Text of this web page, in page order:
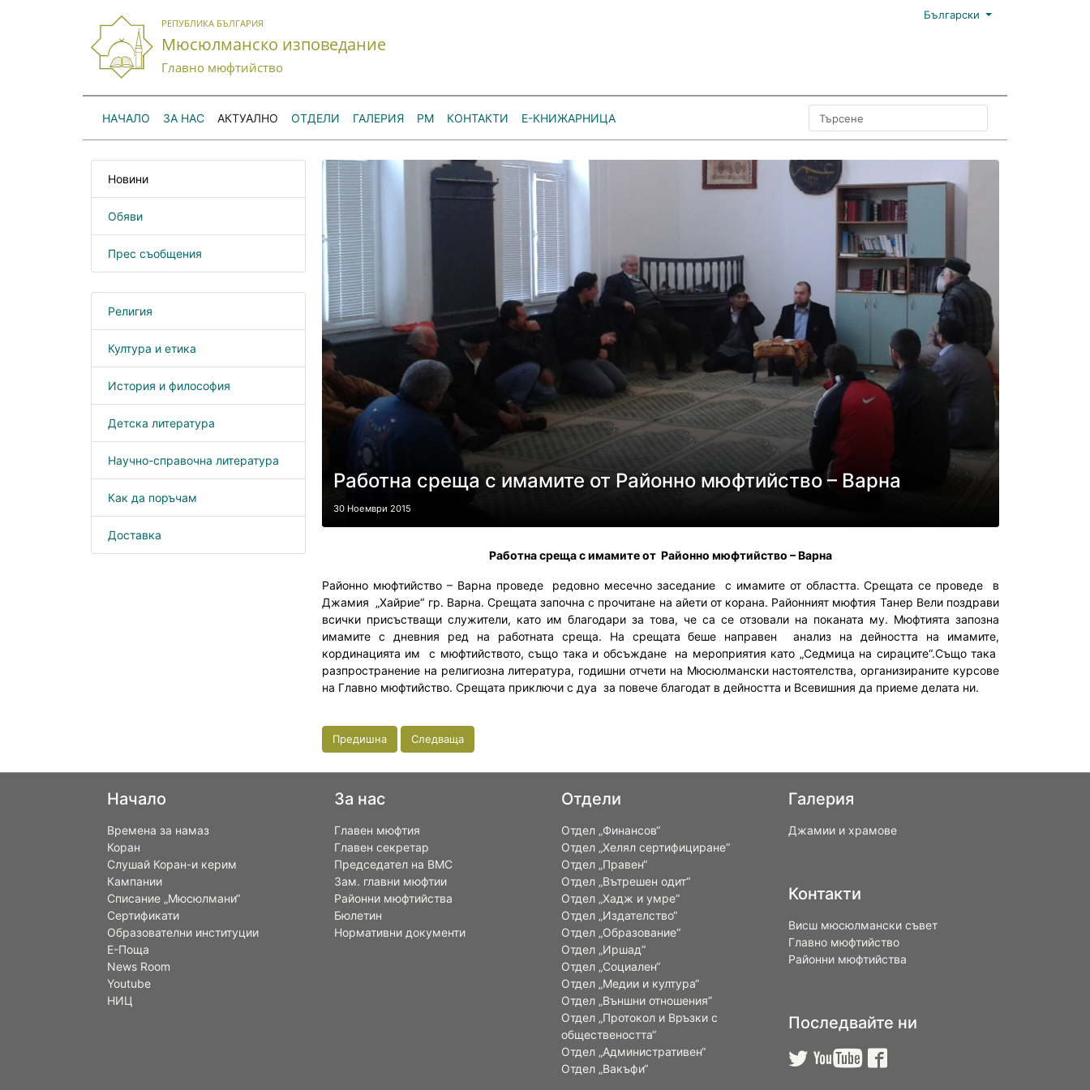
РЕПУБЛИКА БЪЛГАРИЯ
Мюсюлманско изповедание
Главно мюфтийство
Български
НАЧАЛО ЗА НАС АКТУАЛНО ОТДЕЛИ ГАЛЕРИЯ РМ КОНТАКТИ Е-КНИЖАРНИЦА
Новини
Обяви
Прес съобщения
Религия
Култура и етика
История и философия
Детска литература
Научно-справочна литература
Как да поръчам
Доставка
Работна среща с имамите от Районно мюфтийство – Варна
30 Ноември 2015
Работна среща с имамите от Районно мюфтийство – Варна
Районно мюфтийство – Варна проведе редовно месечно заседание с имамите от областта. Срещата се проведе в
Джамия „Хайрие“ гр. Варна. Срещата започна с прочитане на айети от корана. Районният мюфтия Танер Вели поздрави
всички присъстващи служители, като им благодари за това, че са се отзовали на поканата му. Мюфтията запозна
имамите с дневния ред на работната среща. На срещата беше направен анализ на дейността на имамите,
кординацията им с мюфтийството, също така и обсъждане на мероприятия като „Седмица на сираците“.Също така
разпространение на религиозна литература, годишни отчети на Мюсюлмански настоятелства, организираните курсове
на Главно мюфтийство. Срещата приключи с дуа за повече благодат в дейността и Всевишния да приеме делата ни.
Предишна Следваща
Начало
Времена за намаз
Коран
Слушай Коран-и керим
Кампании
Списание „Мюсюлмани“
Сертификати
Образователни институции
Е-Поща
News Room
Youtube
НИЦ
За нас
Главен мюфтия
Главен секретар
Председател на ВМС
Зам. главни мюфтии
Районни мюфтийства
Бюлетин
Нормативни документи
Отдели
Отдел „Финансов“
Отдел „Хелял сертифициране“
Отдел „Правен“
Отдел „Вътрешен одит“
Отдел „Хадж и умре“
Отдел „Издателство“
Отдел „Образование“
Отдел „Иршад“
Отдел „Социален“
Отдел „Медии и култура“
Отдел „Външни отношения”
Oтдел „Протокол и Връзки с
обществеността“
Отдел „Административен“
Отдел „Вакъфи“
Галерия
Джамии и храмове
Контакти
Висш мюсюлмански съвет
Главно мюфтийство
Районни мюфтийства
Последвайте ни
  